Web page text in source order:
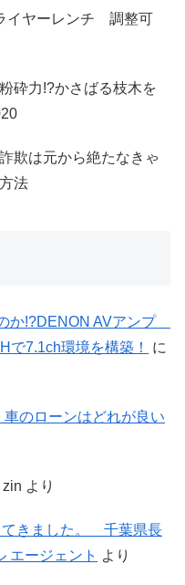
イヤーレンチ 調整可
砕力!?かさばる枝木を
欺は元から絶たなきゃ
法
か!?DENON AVアンプ
7.1ch環境を構築！
に
のローンはどれが良い
zin より
てきました。 千葉県長
エージェント より